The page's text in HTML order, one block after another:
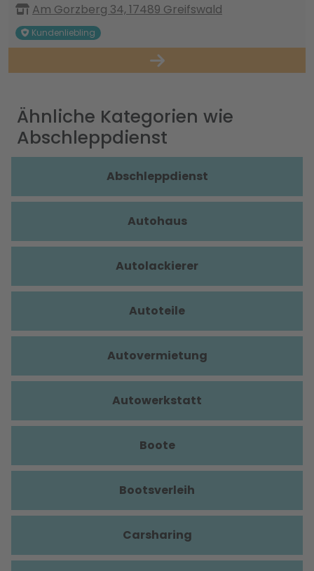
Am Gorzberg 34, 17489 Greifswald
Kundenliebling
Ähnliche Kategorien wie
Abschleppdienst
Abschleppdienst
Autohaus
Autolackierer
Autoteile
Autovermietung
Autowerkstatt
Boote
Bootsverleih
Carsharing